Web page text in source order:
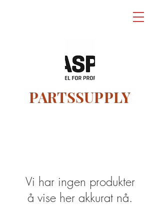
PARTSSUPPLY
Vi har ingen produkter
å vise her akkurat nå.